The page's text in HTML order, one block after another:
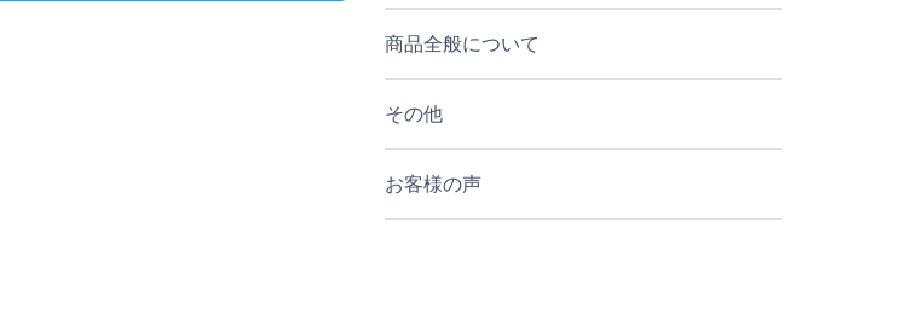
商品全般について
その他
お客様の声